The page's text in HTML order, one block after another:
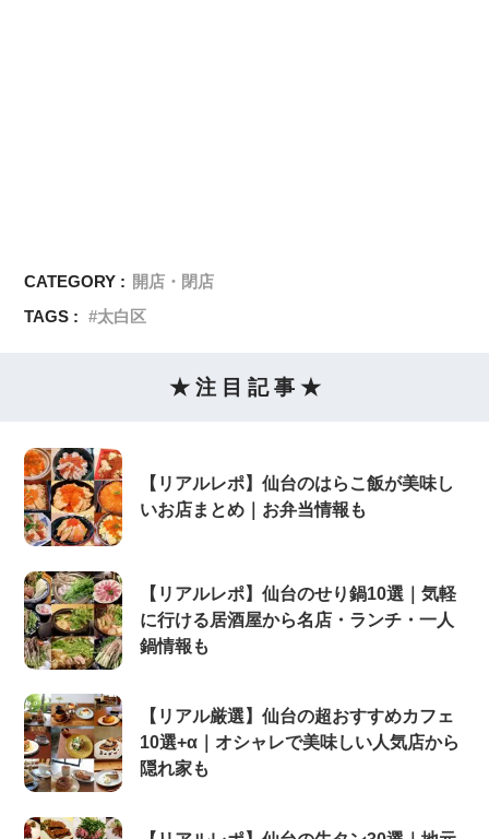
CATEGORY : 開店・閉店
TAGS :
太白区
★ 注 目 記 事 ★
【リアルレポ】仙台のはらこ飯が美味し
いお店まとめ｜お弁当情報も
【リアルレポ】仙台のせり鍋10選｜気軽
に行ける居酒屋から名店・ランチ・一人
鍋情報も
【リアル厳選】仙台の超おすすめカフェ
10選+α｜オシャレで美味しい人気店から
隠れ家も